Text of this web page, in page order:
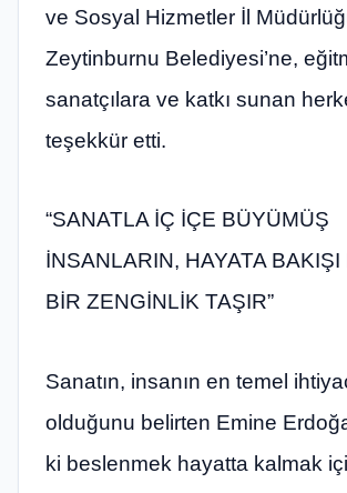
ve Sosyal Hizmetler İl
Zeytinburnu Belediyesi’ne,
sanatçılara ve katkı sunan
teşekkür etti.
“SANATLA İÇ İÇE BÜYÜMÜŞ
İNSANLARIN, HAYATA BAKIŞI
BİR ZENGİNLİK TAŞIR”
Sanatın, insanın en temel
olduğunu belirten Emine
ki beslenmek hayatta kalmak